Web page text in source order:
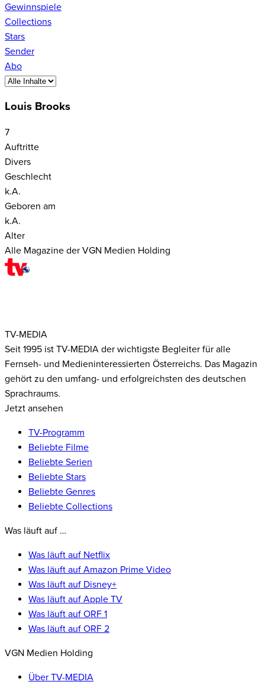
Gewinnspiele
Collections
Stars
Sender
Abo
Louis Brooks
7
Auftritte
Divers
Geschlecht
k.A.
Geboren am
k.A.
Alter
Alle Magazine der VGN Medien Holding
TV-MEDIA
Seit 1995 ist TV-MEDIA der wichtigste Begleiter für alle
Fernseh- und Medieninteressierten Österreichs. Das Magazin
gehört zu den umfang- und erfolgreichsten des deutschen
Sprachraums.
Jetzt ansehen
TV-Programm
Beliebte Filme
Beliebte Serien
Beliebte Stars
Beliebte Genres
Beliebte Collections
Was läuft auf …
Was läuft auf Netflix
Was läuft auf Amazon Prime Video
Was läuft auf Disney+
Was läuft auf Apple TV
Was läuft auf ORF 1
Was läuft auf ORF 2
VGN Medien Holding
Über TV-MEDIA